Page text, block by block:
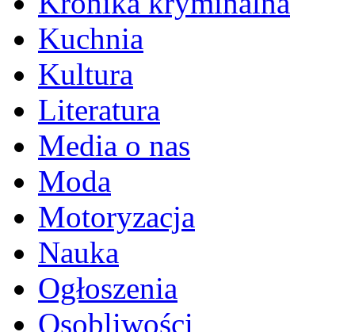
Kuchnia
Kultura
Literatura
Media o nas
Moda
Motoryzacja
Nauka
Ogłoszenia
Osobliwości